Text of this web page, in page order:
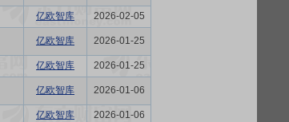
亿欧智库 2026-02-05
亿欧智库 2026-01-25
亿欧智库 2026-01-25
亿欧智库 2026-01-06
亿欧智库 2026-01-06